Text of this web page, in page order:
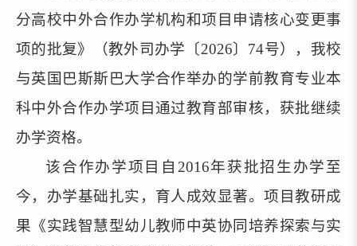
分高校中外合作办学机构和项目申请核心变更事
项的批复》（教外司办学〔2026〕74号），我校
与英国巴斯斯巴大学合作举办的学前教育专业本
科中外合作办学项目通过教育部审核，获批继续
办学资格。
该合作办学项目自2016年获批招生办学至
今，办学基础扎实，育人成效显著。项目教研成
果《实践智慧型幼儿教师中英协同培养探索与实